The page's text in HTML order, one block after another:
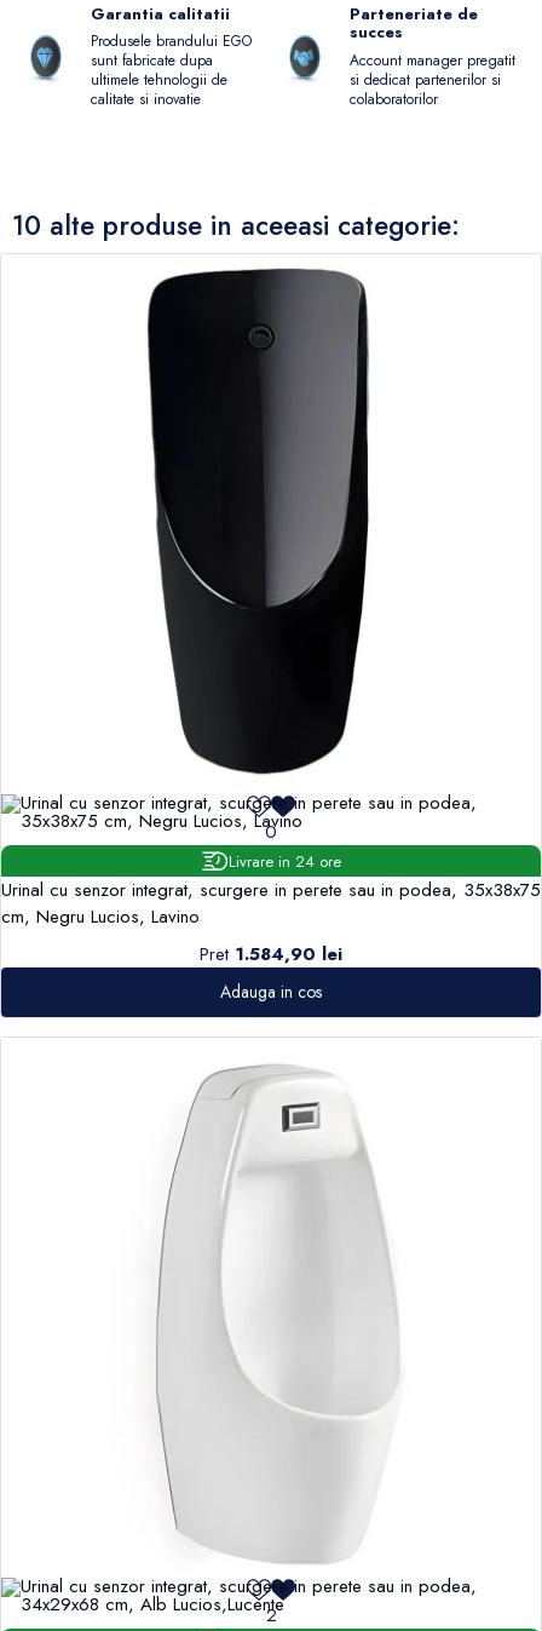
Garantia calitatii
Produsele brandului EGO
sunt fabricate dupa
ultimele tehnologii de
calitate si inovatie
Parteneriate de
succes
Account manager pregatit
si dedicat partenerilor si
colaboratorilor
10 alte produse in aceeasi categorie:
0
Livrare in 24 ore
Urinal cu senzor integrat, scurgere in perete sau in podea, 35x38x75
cm, Negru Lucios, Lavino
Pret 1.584,90 lei
Adauga in cos
2